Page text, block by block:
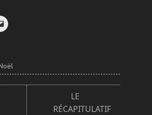
LE
RÉCAPITULATIF